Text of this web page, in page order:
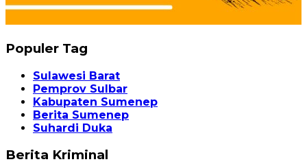
Populer Tag
Sulawesi Barat
Pemprov Sulbar
Kabupaten Sumenep
Berita Sumenep
Suhardi Duka
Berita Kriminal